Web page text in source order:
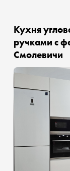
Кухня
ручками с
Смолевичи